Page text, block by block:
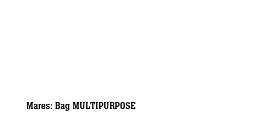
Mares: Bag MULTIPURPOSE